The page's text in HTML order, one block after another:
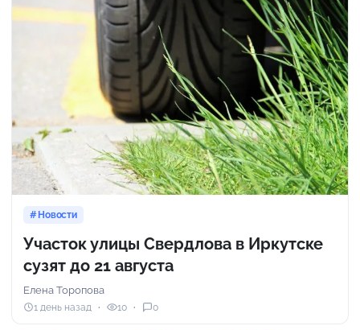
Новости
Участок улицы Свердлова в Иркутске
сузят до 21 августа
Елена Торопова
1 день назад 10 0